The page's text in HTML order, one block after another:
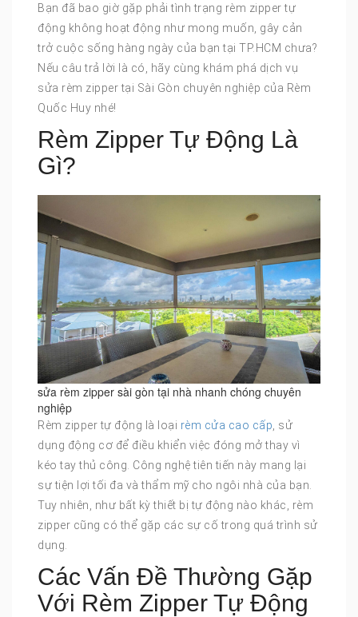
Bạn đã bao giờ gặp phải tình trạng rèm zipper tự
động không hoạt động như mong muốn, gây cản
trở cuộc sống hàng ngày của bạn tại TP.HCM chưa?
Nếu câu trả lời là có, hãy cùng khám phá dịch vụ
sửa rèm zipper tại Sài Gòn chuyên nghiệp của Rèm
Quốc Huy nhé!
Rèm Zipper Tự Động Là
Gì?
sửa rèm zipper sài gòn tại nhà nhanh chóng chuyên
nghiệp
Rèm zipper tự động là loại rèm cửa cao cấp , sử
dụng động cơ để điều khiển việc đóng mở thay vì
kéo tay thủ công. Công nghệ tiên tiến này mang lại
sự tiện lợi tối đa và thẩm mỹ cho ngôi nhà của bạn.
Tuy nhiên, như bất kỳ thiết bị tự động nào khác, rèm
zipper cũng có thể gặp các sự cố trong quá trình sử
dụng.
Các Vấn Đề Thường Gặp
Với Rèm Zipper Tự Động